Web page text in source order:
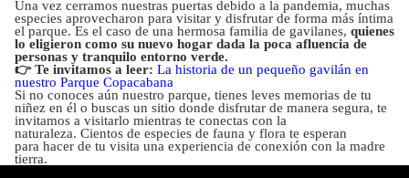
Una vez cerramos nuestras puertas debido a la pandemia, muchas
especies aprovecharon para visitar y disfrutar de forma más íntima
el parque. Es el caso de una hermosa familia de gavilanes, quienes
lo eligieron como su nuevo hogar dada la poca afluencia de
personas y tranquilo entorno verde.
👉 Te invitamos a leer: La historia de un pequeño gavilán en
nuestro Parque Copacabana
Si no conoces aún nuestro parque, tienes leves memorias de tu
niñez en él o buscas un sitio donde disfrutar de manera segura, te
invitamos a visitarlo mientras te conectas con la
naturaleza. Cientos de especies de fauna y flora te esperan
para hacer de tu visita una experiencia de conexión con la madre
tierra.